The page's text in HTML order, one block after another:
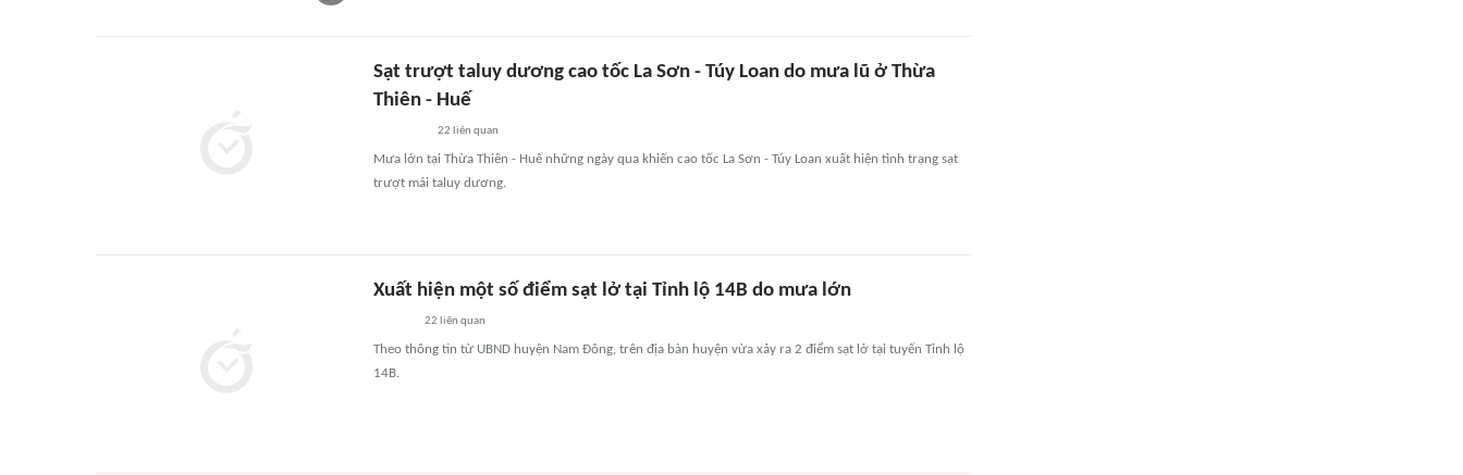
Sạt trượt taluy dương cao tốc La Sơn - Túy Loan do mưa lũ ở Thừa
Thiên - Huế
22 liên quan
Mưa lớn tại Thừa Thiên - Huế những ngày qua khiến cao tốc La Sơn - Túy Loan xuất hiện tình trạng sạt
trượt mái taluy dương.
Xuất hiện một số điểm sạt lở tại Tỉnh lộ 14B do mưa lớn
22 liên quan
Theo thông tin từ UBND huyện Nam Đông, trên địa bàn huyện vừa xảy ra 2 điểm sạt lở tại tuyến Tỉnh lộ
14B.